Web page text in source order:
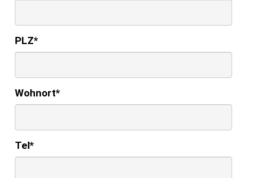
PLZ*
Wohnort*
Tel*